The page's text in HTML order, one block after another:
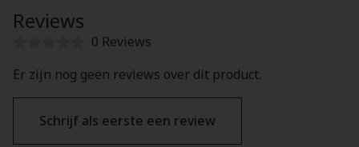
Reviews
0 Reviews
Er zijn nog geen reviews over dit product.
Schrijf als eerste een review